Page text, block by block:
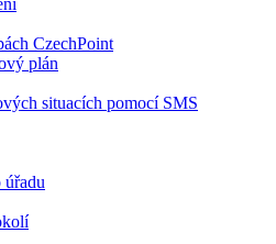
CzechPoint
plán
situacích pomocí SMS
úřadu